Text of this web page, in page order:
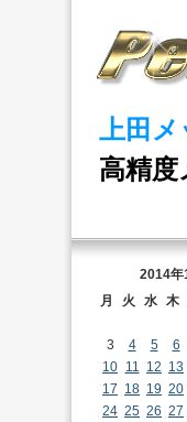
上田
高精
2014年
月
火 水 木
3
4 5 6
10 11 12 13
17 18 19 20
24 25 26 27